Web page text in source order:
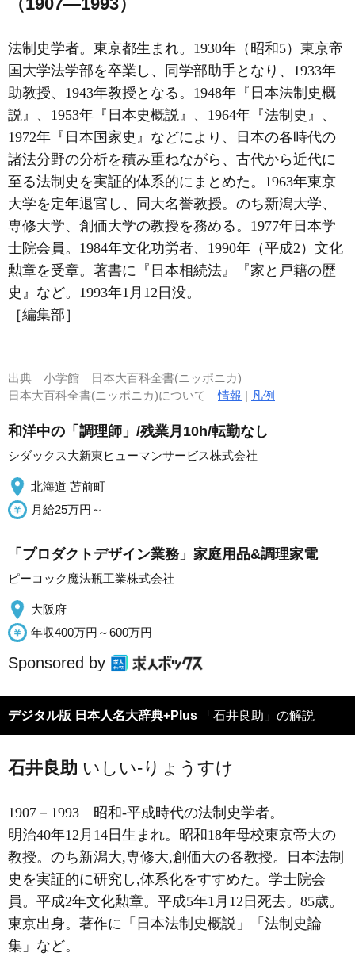
法制史学者。東京都生まれ。1930年（昭和5）東京帝
国大学法学部を卒業し、同学部助手となり、1933年
助教授、1943年教授となる。1948年『日本法制史概
説』、1953年『日本史概説』、1964年『法制史』、
1972年『日本国家史』などにより、日本の各時代の
諸法分野の分析を積み重ねながら、古代から近代に
至る法制史を実証的体系的にまとめた。1963年東京
大学を定年退官し、同大名誉教授。のち新潟大学、
専修大学、創価大学の教授を務める。1977年日本学
士院会員。1984年文化功労者、1990年（平成2）文化
勲章を受章。著書に『日本相続法』『家と戸籍の歴
史』など。1993年1月12日没。
［編集部］
出典 小学館 日本大百科全書(ニッポニカ)
日本大百科全書(ニッポニカ)について情報 | 凡例
和洋中の「調理師」/残業月10h/転勤なし
シダックス大新東ヒューマンサービス株式会社
北海道 苫前町
月給25万円～
「プロダクトデザイン業務」家庭用品&調理家電
ピーコック魔法瓶工業株式会社
大阪府
年収400万円～600万円
Sponsored by
デジタル版 日本人名大辞典+Plus 「石井良助」の解説
石井良助 いしい-りょうすけ
1907－1993 昭和-平成時代の法制史学者。
明治40年12月14日生まれ。昭和18年母校東京帝大の
教授。のち新潟大,専修大,創価大の各教授。日本法制
史を実証的に研究し,体系化をすすめた。学士院会
員。平成2年文化勲章。平成5年1月12日死去。85歳。
東京出身。著作に「日本法制史概説」「法制史論
集」など。